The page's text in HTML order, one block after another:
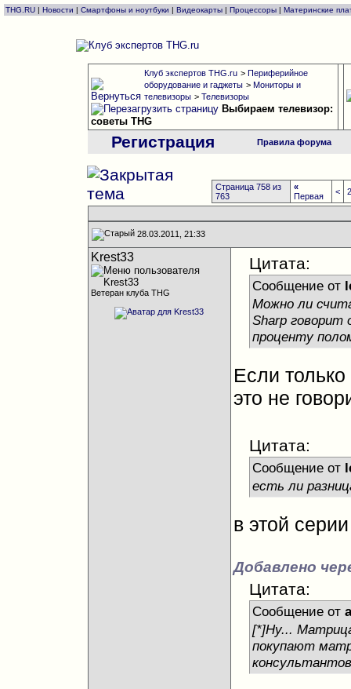
THG.RU | Новости | Смартфоны и ноутбуки | Видеокарты | Процессоры | Материнские
Клуб экспертов THG.ru > Периферийное
оборудование и гаджеты > Мониторы и
телевизоры > Телевизоры
Выбираем телевизор:
советы THG
Регистрация Правила форума
Страница 758 из
763
«
Первая
<
28.03.2011, 21:33
Krest33
Ветеран клуба THG
Цитата:
Сообщение от
Можно ли
Sharp
проценту
Если
это не
Цитата:
Сообщение от
есть ли
в этой
Добавлено
Цитата:
Сообщение от
[*]Ну...
покупают